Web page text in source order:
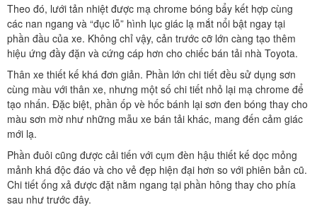
Theo đó, lưới tản nhiệt được mạ chrome bóng bẩy kết hợp cùng
các nan ngang và “đục lỗ” hình lục giác lạ mắt nổi bật ngay tại
phần đầu của xe. Không chỉ vậy, cản trước cỡ lớn càng tạo thêm
hiệu ứng đầy đặn và cứng cáp hơn cho chiếc bán tải nhà Toyota.
Thân xe thiết kế khá đơn giản. Phần lớn chi tiết đều sử dụng sơn
cùng màu với thân xe, nhưng một số chi tiết nhỏ lại mạ chrome để
tạo nhấn. Đặc biệt, phần ốp vè hốc bánh lại sơn đen bóng thay cho
màu sơn mờ như những mẫu xe bán tải khác, mang đến cảm giác
mới lạ.
Phần đuôi cũng được cải tiến với cụm đèn hậu thiết kế dọc mỏng
mảnh khá độc đáo và cho vẻ đẹp hiện đại hơn so với phiên bản cũ.
Chi tiết ống xả được đặt nằm ngang tại phần hông thay cho phía
sau như trước đây.